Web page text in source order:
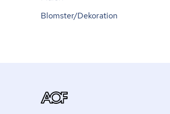
Blomster/Dekoration